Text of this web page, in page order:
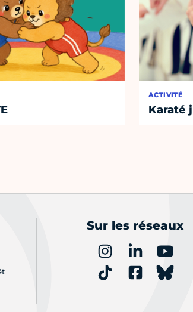
ACTIVITÉ
Karaté
Sur les réseaux